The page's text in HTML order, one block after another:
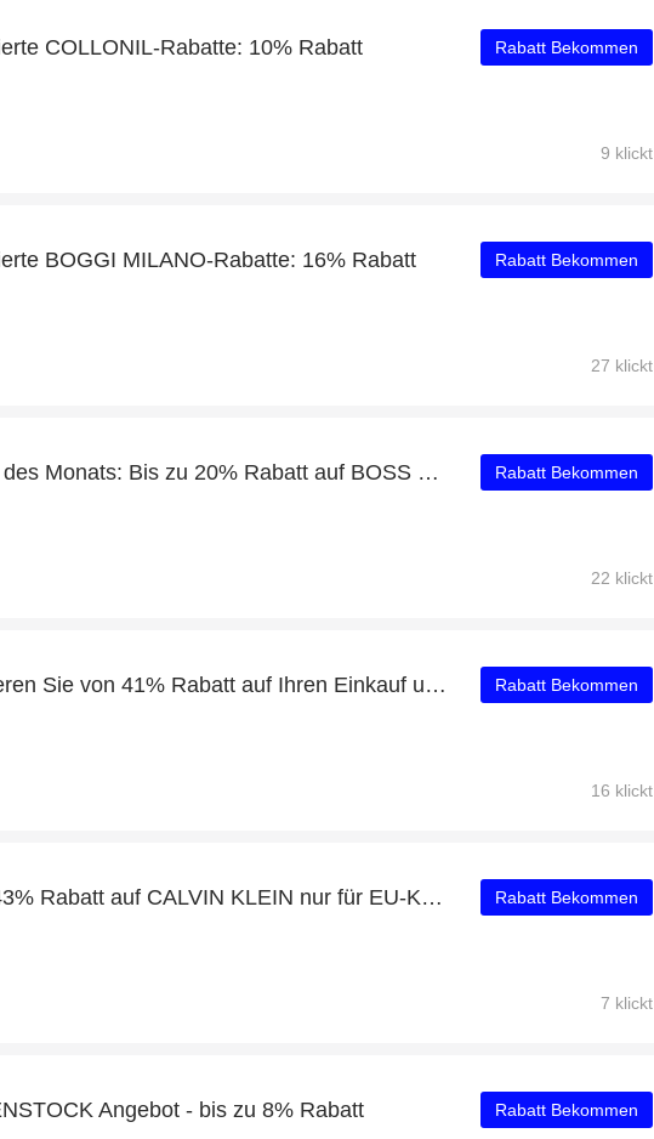
COLLONIL-Rabatte: 10% Rabatt Rabatt Bekommen
9 klickt
BOGGI MILANO-Rabatte: 16% Rabatt Rabatt Bekommen
27 klickt
Aktion des Monats: Bis zu 20% Rabatt auf BOSS GREEN Rabatt Bekommen
22 klickt
Profitieren Sie von 41% Rabatt auf Ihren Einkauf und erhalten Sie ein kostenloses Geschenk Rabatt Bekommen
16 klickt
Über 43% Rabatt auf CALVIN KLEIN nur für EU-Kunden Rabatt Bekommen
7 klickt
Angebot - bis zu 8% Rabatt Rabatt Bekommen